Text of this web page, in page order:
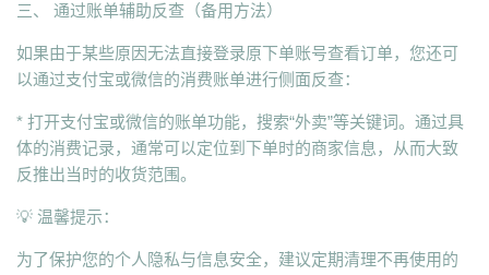
三、 通过账单辅助反查（备用方法）
如果由于某些原因无法直接登录原下单账号查看订单，您还可
以通过支付宝或微信的消费账单进行侧面反查：
* 打开支付宝或微信的账单功能，搜索“外卖”等关键词。通过具
体的消费记录，通常可以定位到下单时的商家信息，从而大致
反推出当时的收货范围。
💡 温馨提示：
为了保护您的个人隐私与信息安全，建议定期清理不再使用的